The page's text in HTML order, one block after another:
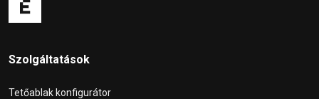
Szolgáltatások
Tetőablak konfigurátor